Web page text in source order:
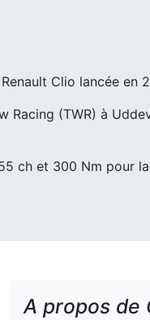
Clio lancée en
(TWR) à
ch et 300 Nm pour
A propos de